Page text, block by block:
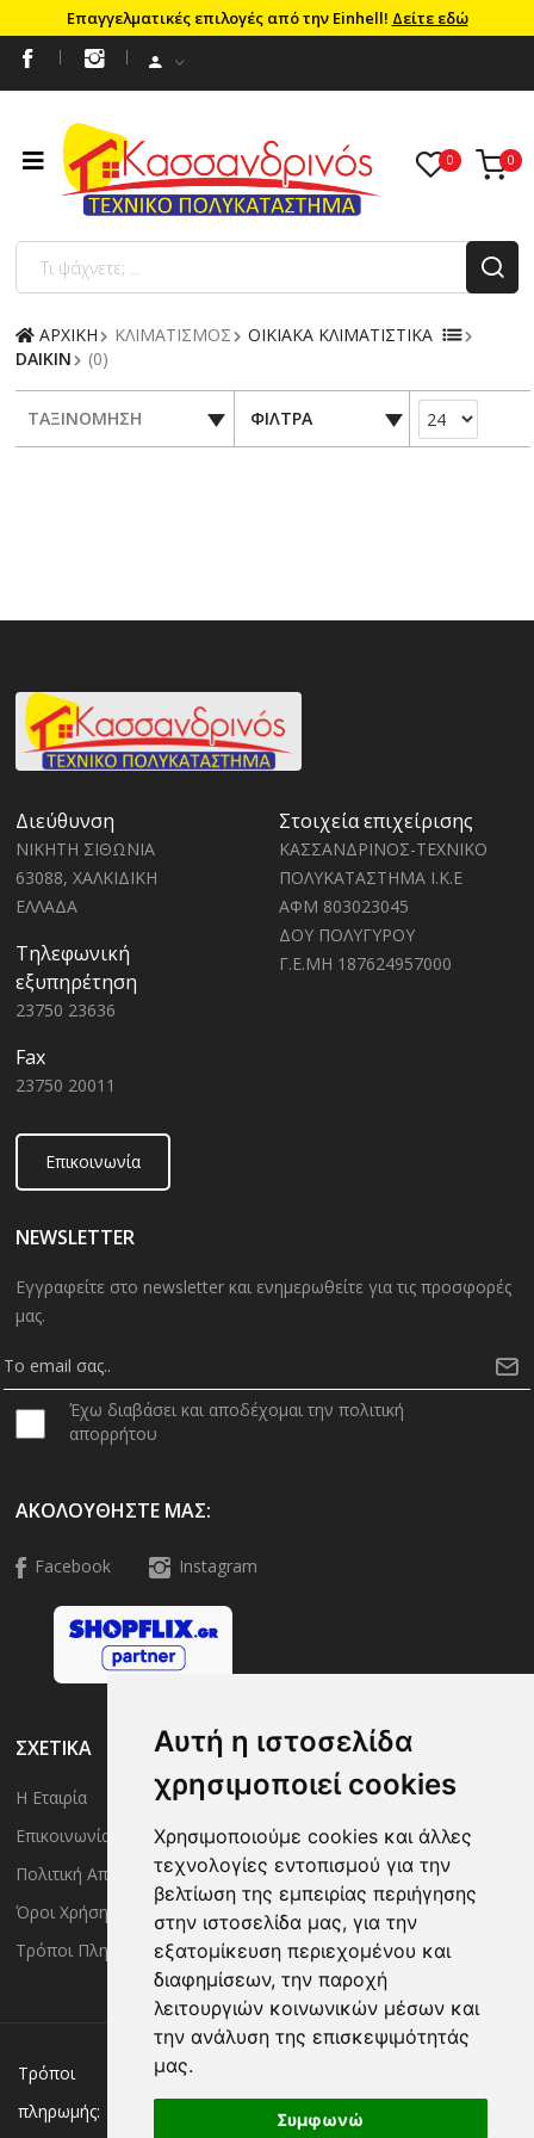
Αυτή η ιστοσελίδα
χρησιμοποιεί cookies
Χρησιμοποιούμε cookies και άλλες
τεχνολογίες εντοπισμού για την
βελτίωση της εμπειρίας περιήγησης
στην ιστοσελίδα μας, για την
εξατομίκευση περιεχομένου και
διαφημίσεων, την παροχή
λειτουργιών κοινωνικών μέσων και
την ανάλυση της επισκεψιμότητάς
μας.
Συμφωνώ
Επαγγελματικές επιλογές από την Einhell! Δείτε εδώ
ΑΡΧΙΚΗ ΚΛΙΜΑΤΙΣΜΟΣ
ΟΙΚΙΑΚΑ ΚΛΙΜΑΤΙΣΤΙΚΑ
DAIKIN
(0)
ΤΑΞΙΝΟΜΗΣΗ ΦΙΛΤΡΑ
Διεύθυνση
ΝΙΚΗΤΗ ΣΙΘΩΝΙΑ
63088, ΧΑΛΚΙΔΙΚΗ
ΕΛΛΑΔΑ
Τηλεφωνική
εξυπηρέτηση
23750 23636
Fax
23750 20011
Στοιχεία επιχείρισης
ΚΑΣΣΑΝΔΡΙΝΟΣ-ΤΕΧΝΙΚΟ
ΠΟΛΥΚΑΤΑΣΤΗΜΑ Ι.Κ.Ε
ΑΦΜ 803023045
ΔΟΥ ΠΟΛΥΓΥΡΟΥ
Γ.Ε.ΜΗ 187624957000
Επικοινωνία
NEWSLETTER
Εγγραφείτε στο newsletter και ενημερωθείτε για τις προσφορές
μας.
Έχω διαβάσει και αποδέχομαι την πολιτική
απορρήτου
ΑΚΟΛΟΥΘΉΣΤΕ ΜΑΣ:
Facebook Instagram
ΣΧΕΤΙΚΑ
Η Εταιρία
Επικοινωνία
Πολιτική Απορρήτου
Όροι Χρήσης
Τρόποι Πληρωμής
Είσοδος Μέλους
Έλεγχος Παραγγελίας
Τρόποι Αποστολής
Πολιτική Επιστροφών
Τρόποι
πληρωμής:
Χρεωστική/πιστωτική κάρτα
Κατάθεση σε Τράπεζα